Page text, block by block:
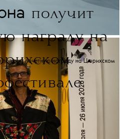
получит
награду на